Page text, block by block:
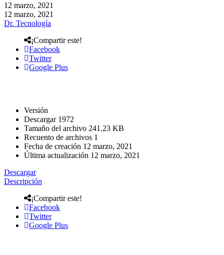
12 marzo, 2021
12 marzo, 2021
Dr. Tecnología
¡Compartir este!
Facebook
Twitter
Google Plus
Versión
Descargar 1972
Tamaño del archivo 241.23 KB
Recuento de archivos 1
Fecha de creación 12 marzo, 2021
Última actualización 12 marzo, 2021
Descargar
Descripción
¡Compartir este!
Facebook
Twitter
Google Plus